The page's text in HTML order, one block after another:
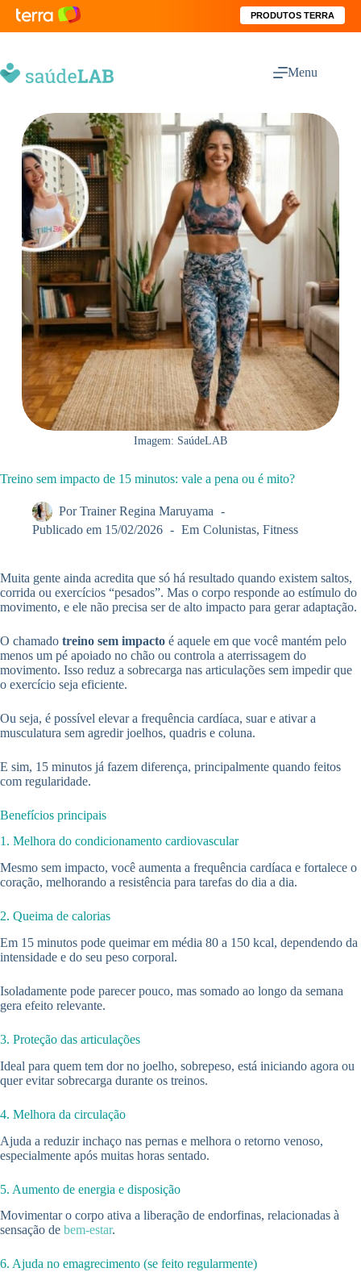
PRODUTOS TERRA
Menu
Imagem: SaúdeLAB
Treino sem impacto de 15 minutos: vale a pena ou é mito?
Por Trainer Regina Maruyama
Publicado em 15/02/2026 Em Colunistas, Fitness
Muita gente ainda acredita que só há resultado quando existem saltos,
corrida ou exercícios “pesados”. Mas o corpo responde ao estímulo do
movimento, e ele não precisa ser de alto impacto para gerar adaptação.
O chamado treino sem impacto é aquele em que você mantém pelo
menos um pé apoiado no chão ou controla a aterrissagem do
movimento. Isso reduz a sobrecarga nas articulações sem impedir que
o exercício seja eficiente.
Ou seja, é possível elevar a frequência cardíaca, suar e ativar a
musculatura sem agredir joelhos, quadris e coluna.
E sim, 15 minutos já fazem diferença, principalmente quando feitos
com regularidade.
Benefícios principais
1. Melhora do condicionamento cardiovascular
Mesmo sem impacto, você aumenta a frequência cardíaca e fortalece o
coração, melhorando a resistência para tarefas do dia a dia.
2. Queima de calorias
Em 15 minutos pode queimar em média 80 a 150 kcal, dependendo da
intensidade e do seu peso corporal.
Isoladamente pode parecer pouco, mas somado ao longo da semana
gera efeito relevante.
3. Proteção das articulações
Ideal para quem tem dor no joelho, sobrepeso, está iniciando agora ou
quer evitar sobrecarga durante os treinos.
4. Melhora da circulação
Ajuda a reduzir inchaço nas pernas e melhora o retorno venoso,
especialmente após muitas horas sentado.
5. Aumento de energia e disposição
Movimentar o corpo ativa a liberação de endorfinas, relacionadas à
sensação de bem-estar.
6. Ajuda no emagrecimento (se feito regularmente)